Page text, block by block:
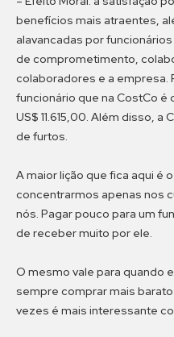
benefícios mais atraentes,
alavancadas por
de comprometimento,
colaboradores e a empresa.
funcionário que na CostCo é
US$ 11.615,00. Além disso,
de furtos.
A maior lição que fica aqui é
concentrarmos apenas nos
nós. Pagar pouco para um
de receber muito por ele.
O mesmo vale para quando
sempre comprar mais
vezes é mais interessante